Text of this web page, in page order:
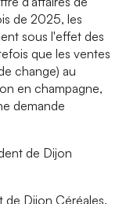
de 2025, les
sous l'effet des
que les ventes
change) au
en champagne,
demande
de Dijon
Dijon Céréales.